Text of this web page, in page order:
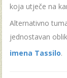
koja utječe na
Alternativno
jednostavan
imena Tassilo.